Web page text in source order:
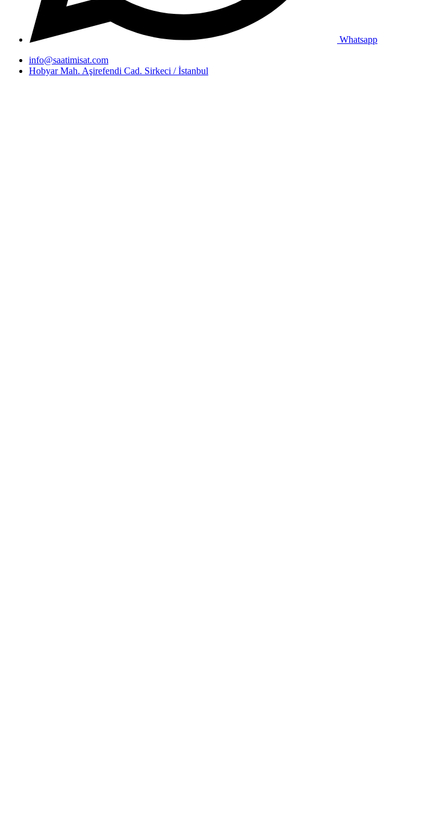
Whatsapp
info@saatimisat.com
Hobyar Mah. Aşirefendi Cad. Sirkeci / İstanbul